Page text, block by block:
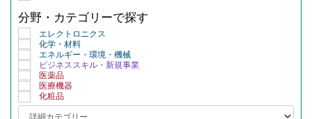
分野・カテゴリーで探す
エレクトロニクス
化学・材料
エネルギー・環境・機械
ビジネススキル・新規事業
医薬品
医療機器
化粧品